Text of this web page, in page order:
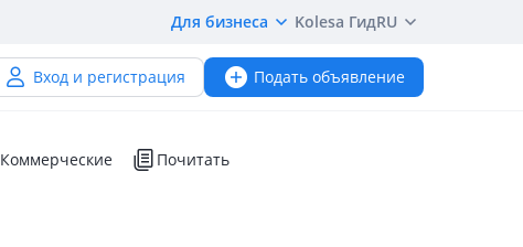
Для бизнеса Kolesa ГидRU
Вход и регистрация Подать объявление
Коммерческие Почитать